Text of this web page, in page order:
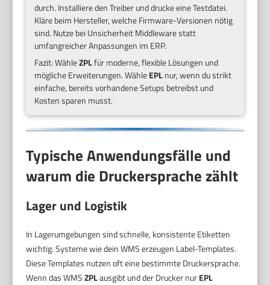
durch. Installiere den Treiber und drucke eine Testdatei.
Kläre beim Hersteller, welche Firmware-Versionen nötig
sind. Nutze bei Unsicherheit Middleware statt
umfangreicher Anpassungen im ERP.
Fazit: WähleZPLfür moderne, flexible Lösungen und
mögliche Erweiterungen. WähleEPLnur, wenn du strikt
einfache, bereits vorhandene Setups betreibst und
Kosten sparen musst.
Typische Anwendungsfälle und
warum die Druckersprache zählt
Lager und Logistik
In Lagerumgebungen sind schnelle, konsistente Etiketten
wichtig. Systeme wie dein WMS erzeugen Label-Templates.
Diese Templates nutzen oft eine bestimmte Druckersprache.
Wenn das WMSZPLausgibt und der Drucker nurEPL